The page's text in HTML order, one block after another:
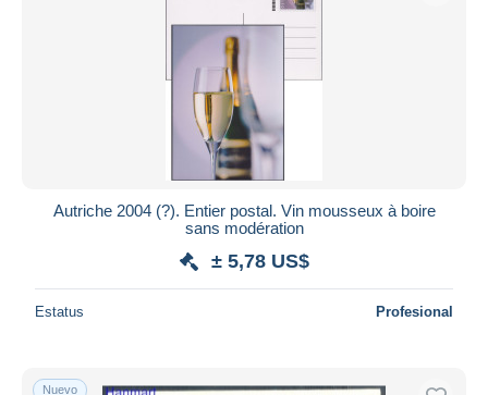
Autriche 2004 (?). Entier postal. Vin mousseux à boire
sans modération
± 5,78 US$
Estatus Profesional
Nuevo